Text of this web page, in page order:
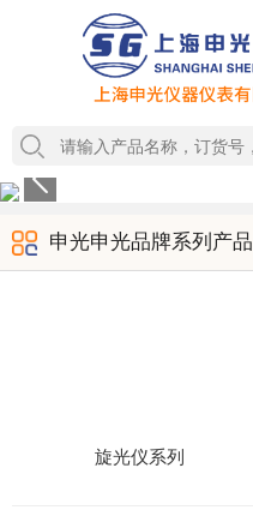
申光申光品牌系列产品
旋光仪系列